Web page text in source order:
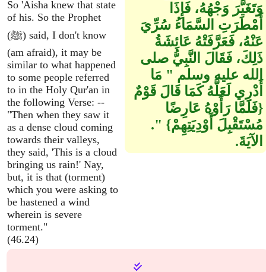
So 'Aisha knew that state
of his. So the Prophet
(ﷺ) said, I don't know
(am afraid), it may be
similar to what happened
to some people referred
to in the Holy Qur'an in
the following Verse: --
"Then when they saw it
as a dense cloud coming
towards their valleys,
they said, 'This is a cloud
bringing us rain!' Nay,
but, it is that (torment)
which you were asking to
be hastened a wind
wherein is severe
torment."
(46.24)
وَتَغَيَّرَ وَجْهُهُ، فَإِذَا
أَمْطَرَتِ السَّمَاءُ سُرِّيَ
عَنْهُ، فَعَرَّفَتْهُ عَائِشَةُ
ذَلِكَ، فَقَالَ النَّبِيُّ صلى
الله عليه وسلم ‏"‏ مَا
أَدْرِي لَعَلَّهُ كَمَا قَالَ قَوْمٌ
‏{‏فَلَمَّا رَأَوْهُ عَارِضًا
مُسْتَقْبِلَ أَوْدِيَتِهِمْ‏}‏ ‏"‏‏.‏
الآيَةَ‏.‏